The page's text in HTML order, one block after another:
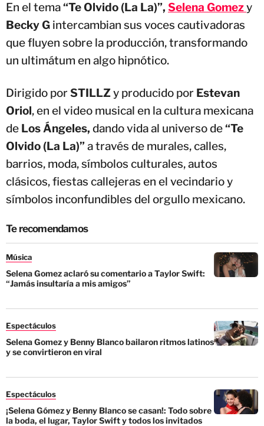
En el tema“Te Olvido (La La)”, Selena Gomezy
Becky G intercambian sus voces cautivadoras
que fluyen sobre la producción, transformando
un ultimátum en algo hipnótico.
Dirigido por STILLZy producido por Estevan
Oriol, en el video musical en la cultura mexicana
de Los Ángeles, dando vida al universo de“Te
Olvido (La La)” a través de murales, calles,
barrios, moda, símbolos culturales, autos
clásicos, fiestas callejeras en el vecindario y
símbolos inconfundibles del orgullo mexicano.
Te recomendamos
Música
Selena Gomez aclaró su comentario a Taylor Swift:
“Jamás insultaría a mis amigos”
Espectáculos
Selena Gomez y Benny Blanco bailaron ritmos latinos
y se convirtieron en viral
Espectáculos
¡Selena Gómez y Benny Blanco se casan!: Todo sobre
la boda, el lugar, Taylor Swift y todos los invitados